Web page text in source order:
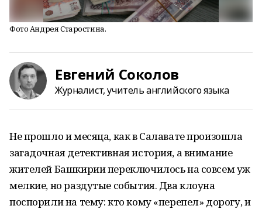
Фото Андрея Старостина.
Евгений Соколов
Журналист, учитель английского языка
Не прошло и месяца, как в Салавате произошла
загадочная детективная история, а внимание
жителей Башкирии переключилось на совсем уж
мелкие, но раздутые события. Два клоуна
поспорили на тему: кто кому «перепел» дорогу, и